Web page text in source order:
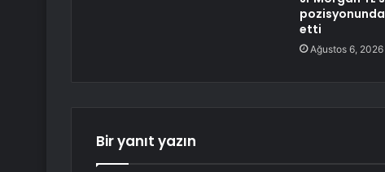
pozisyonunda
etti
Ağustos 6, 2026
Bir yanıt yazın